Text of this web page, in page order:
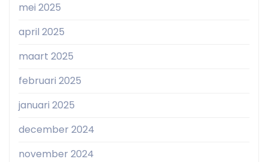
mei 2025
april 2025
maart 2025
februari 2025
januari 2025
december 2024
november 2024